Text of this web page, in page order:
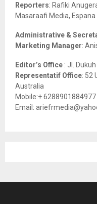
Reporters: Rafiki
Masaraafi Media,
Administrative &
Marketing Manager:
Editor’s Office : Jl.
Representatif Office: 52
Australia
Mobile:+ 6288901884977
Email: